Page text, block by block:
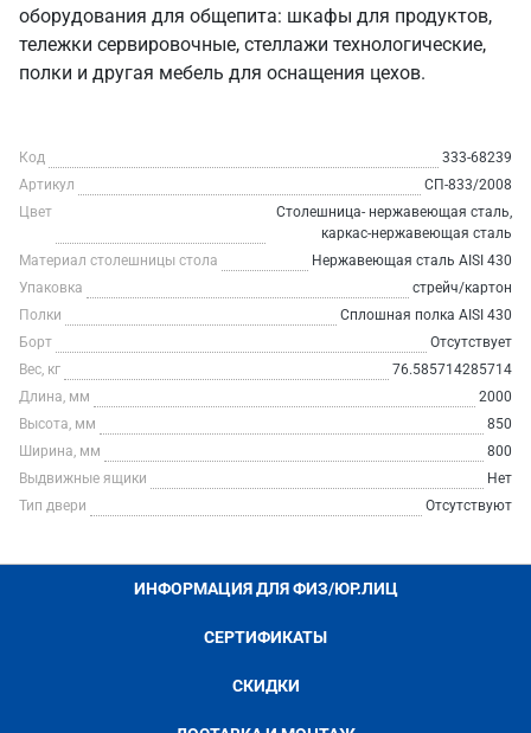
оборудования для общепита: шкафы для продуктов,
тележки сервировочные, стеллажи технологические,
полки и другая мебель для оснащения цехов.
Код
333-68239
Артикул
СП-833/2008
Цвет
Столешница- нержавеющая сталь,
каркас-нержавеющая сталь
Материал столешницы стола
Нержавеющая сталь AISI 430
Упаковка
стрейч/картон
Полки
Сплошная полка AISI 430
Борт
Отсутствует
Вес, кг
76.585714285714
Длина, мм
2000
Высота, мм
850
Ширина, мм
800
Выдвижные ящики
Нет
Тип двери
Отсутствуют
ИНФОРМАЦИЯ ДЛЯ ФИЗ/ЮР.ЛИЦ
СЕРТИФИКАТЫ
СКИДКИ